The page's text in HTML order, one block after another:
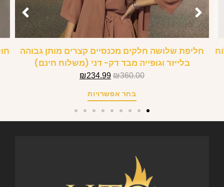
חליפת שלושה חלקים מכנסיים קצרים מותן גבוהה
בלייזר וגופייה מבד דק- דני (משלוח חינם)
₪360.00
₪234.99
בחר אפשרויות